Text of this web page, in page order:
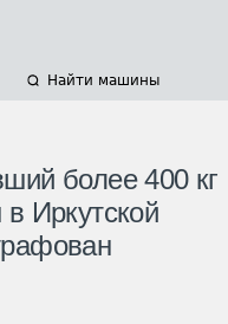
Найти машины
более 400 кг
Иркутской